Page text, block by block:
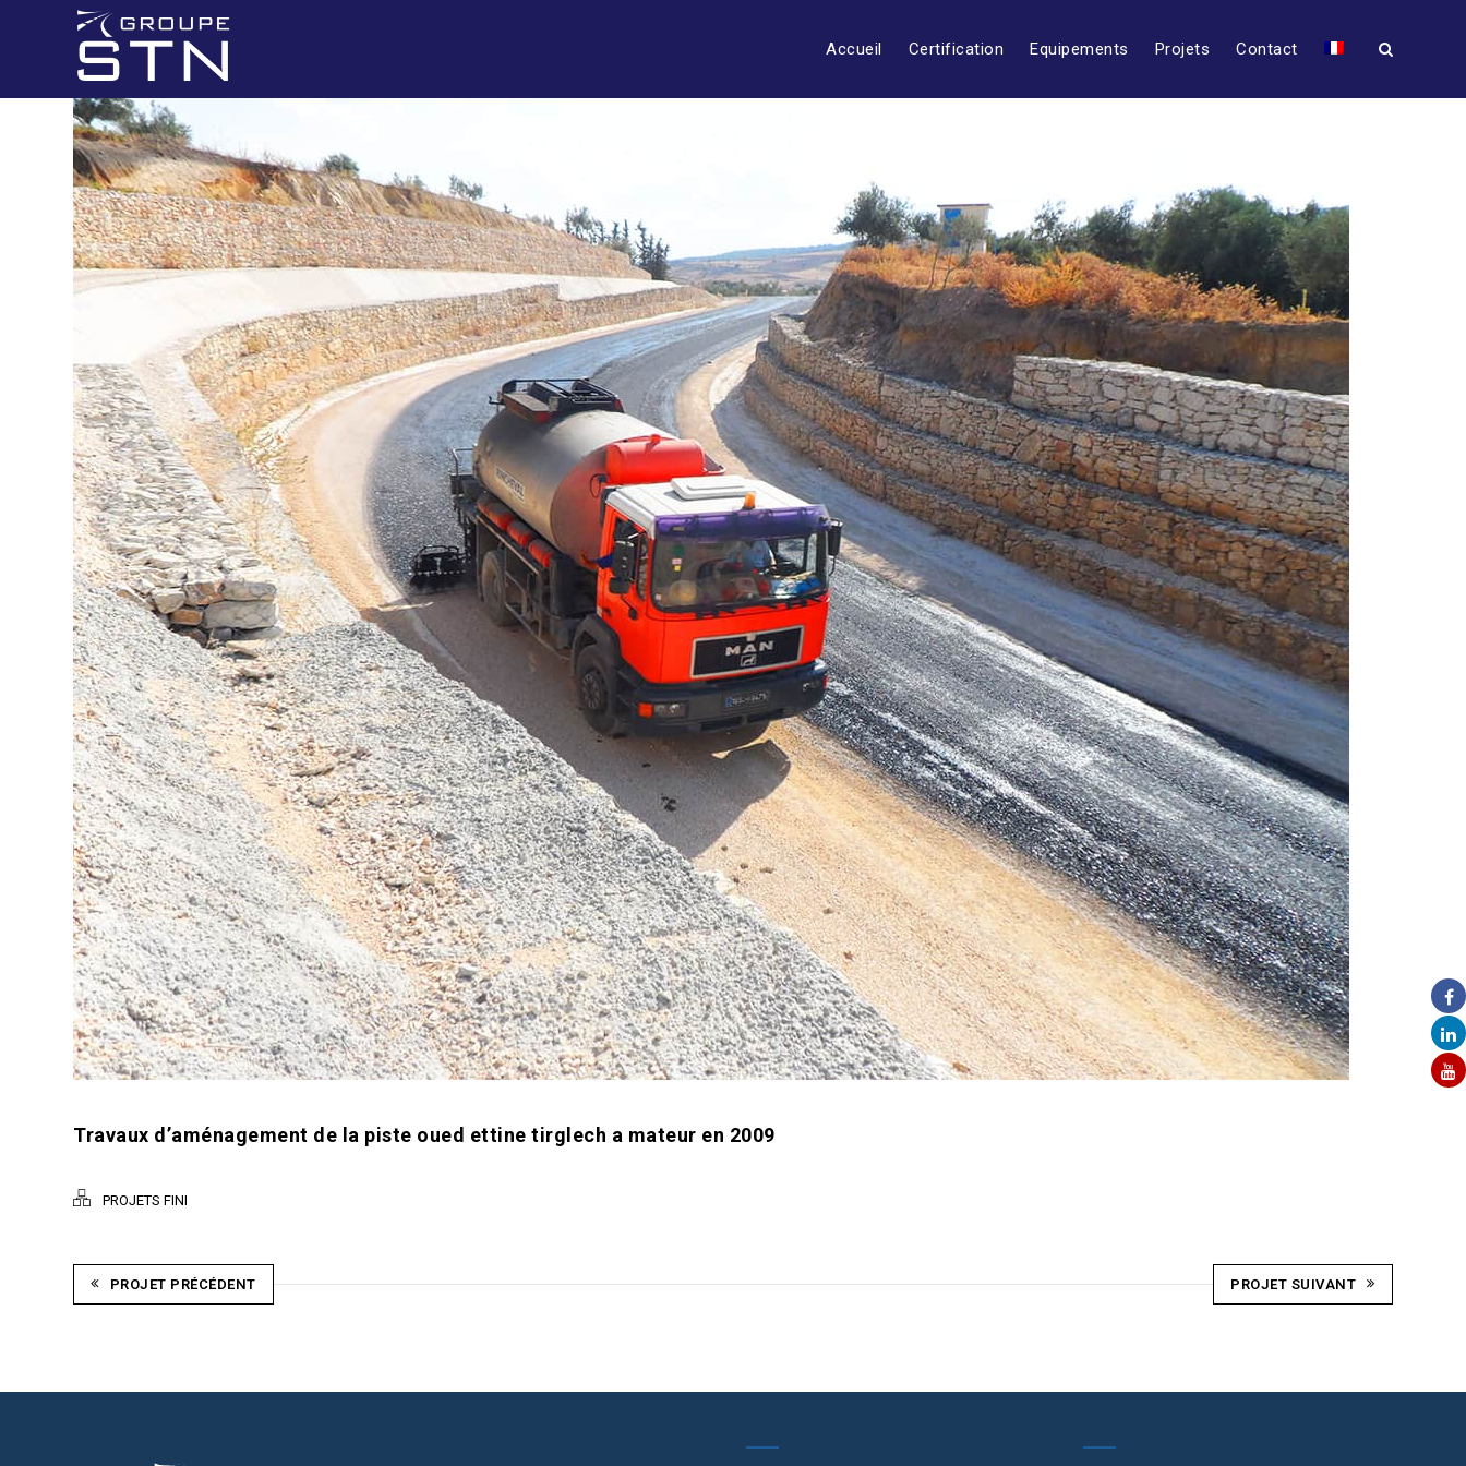
Accueil Certification Equipements Projets Contact
Travaux d’aménagement de la piste oued ettine tirglech a mateur en 2009
PROJETS FINI
PROJET PRÉCÉDENT PROJET SUIVANT